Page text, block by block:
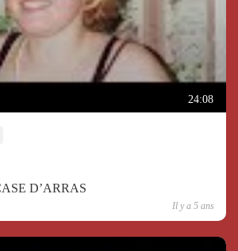
24:08
D’ARRAS
Il y a 5 ans